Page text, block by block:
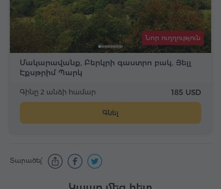
Մակարավանք, Բերկրի գաստրո բակ, Յելլ
Էքսթրիմ Պարկ
Նոր ուղղություն
Գինը 2 անձի համար 185 USD
Գնել
Տարածել՝